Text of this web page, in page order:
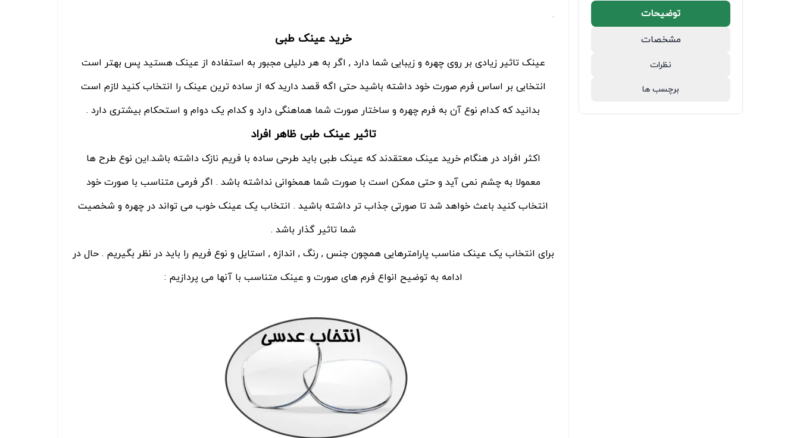
توضیحات
مشخصات
نظرات
برچسب ها
.
خرید عینک طبی
عینک تاثیر زیادی بر روی چهره و زیبایی شما دارد , اگر به هر دلیلی مجبور به استفاده از عینک هستید پس بهتر است
انتخابی بر اساس فرم صورت خود داشته باشید حتی اگه قصد دارید که از ساده ترین عینک را انتخاب کنید لازم است
بدانید که کدام نوع آن به فرم چهره و ساختار صورت شما هماهنگی دارد و کدام یک دوام و استحکام بیشتری دارد .
تاثیر عینک طبی ظاهر افراد
اکثر افراد در هنگام خرید عینک معتقدند که عینک طبی باید طرحی ساده با فریم نازک داشته باشد.این نوع طرح ها
معمولا به چشم نمی آید و حتی ممکن است با صورت شما همخوانی نداشته باشد . اگر فرمی متناسب با صورت خود
انتخاب کنید باعث خواهد شد تا صورتی جذاب تر داشته باشید . انتخاب یک عینک خوب می تواند در چهره و شخصیت
شما تاثیر گذار باشد .
برای انتخاب یک عینک مناسب پارامترهایی همچون جنس , رنگ , اندازه , استایل و نوع فریم را باید در نظر بگیریم . حال در
ادامه به توضیح انواع فرم های صورت و عینک متناسب با آنها می پردازیم :